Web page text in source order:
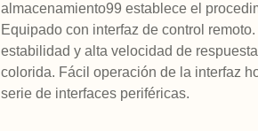
almacenamiento99 establece el
Equipado con interfaz de control
estabilidad y alta velocidad de
colorida. Fácil operación de la interfaz
serie de interfaces periféricas.